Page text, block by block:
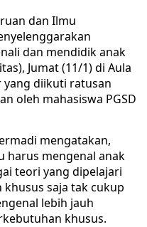
dan Ilmu
dan mendidik anak
Jumat (11/1) di Aula
yang diikuti ratusan
oleh mahasiswa PGSD
mengatakan,
harus mengenal anak
teori yang dipelajari
saja tak cukup
lebih jauh
khusus.